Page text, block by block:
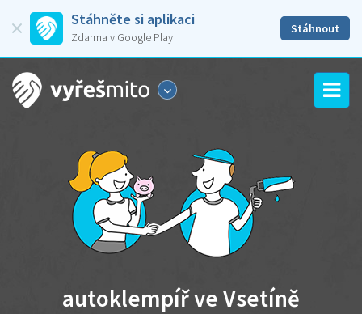
Stáhněte si aplikaci
Zdarma v Google Play
Stáhnout
autoklempíř ve Vsetíně